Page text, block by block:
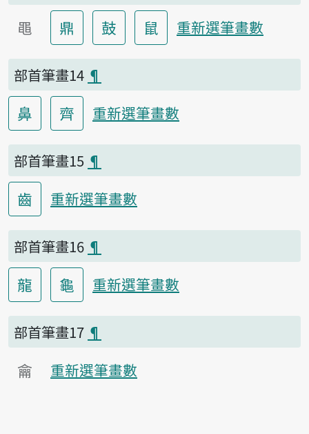
黽 鼎 鼓 鼠 重新選筆畫數
部首筆畫14 ¶
鼻 齊 重新選筆畫數
部首筆畫15 ¶
齒 重新選筆畫數
部首筆畫16 ¶
龍 龜 重新選筆畫數
部首筆畫17 ¶
龠 重新選筆畫數